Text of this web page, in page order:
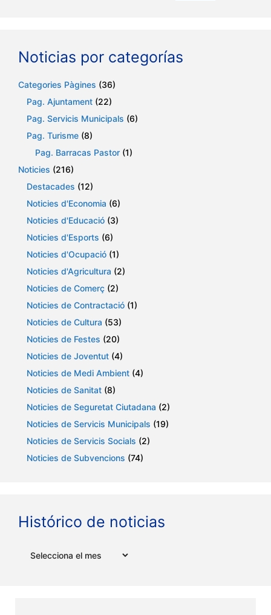
Noticias por categorías
Categories Pàgines (36)
Pag. Ajuntament (22)
Pag. Servicis Municipals (6)
Pag. Turisme (8)
Pag. Barracas Pastor (1)
Noticies (216)
Destacades (12)
Noticies d'Economia (6)
Noticies d'Educació (3)
Noticies d'Esports (6)
Noticies d'Ocupació (1)
Noticies d'Agricultura (2)
Noticies de Comerç (2)
Noticies de Contractació (1)
Noticies de Cultura (53)
Noticies de Festes (20)
Noticies de Joventut (4)
Noticies de Medi Ambient (4)
Noticies de Sanitat (8)
Noticies de Seguretat Ciutadana (2)
Noticies de Servicis Municipals (19)
Noticies de Servicis Socials (2)
Noticies de Subvencions (74)
Histórico de noticias